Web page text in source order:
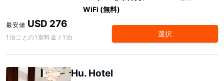
WiFi (無料)
最安値 USD 276
1泊ごとの1室料金 / 1泊 選択
Hu. Hotel